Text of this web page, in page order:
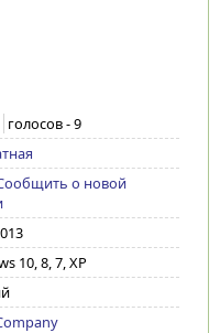
голосов -9
о новой
10, 8, 7, XP